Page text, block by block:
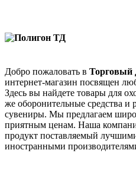
Добро пожаловать в Торговый
интернет-магазин посвящен
Здесь вы найдете товары для
же оборонительные средства и
сувениры. Мы предлагаем
приятным ценам. Наша
продукт поставляемый
иностранными